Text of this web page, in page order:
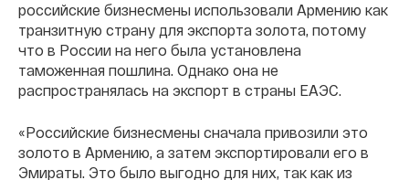
российские бизнесмены использовали Армению как
транзитную страну для экспорта золота, потому
что в России на него была установлена
таможенная пошлина. Однако она не
распространялась на экспорт в страны ЕАЭС.
«Российские бизнесмены сначала привозили это
золото в Армению, а затем экспортировали его в
Эмираты. Это было выгодно для них, так как из